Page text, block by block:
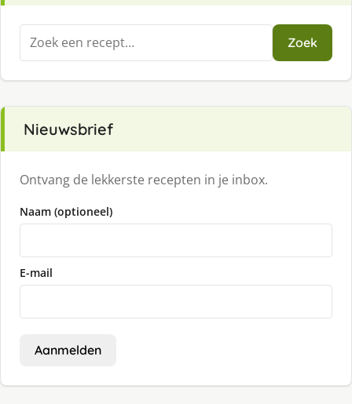
Zoeken
naar:
Zoek
Nieuwsbrief
Ontvang de lekkerste recepten in je inbox.
Naam (optioneel)
E-mail
Aanmelden